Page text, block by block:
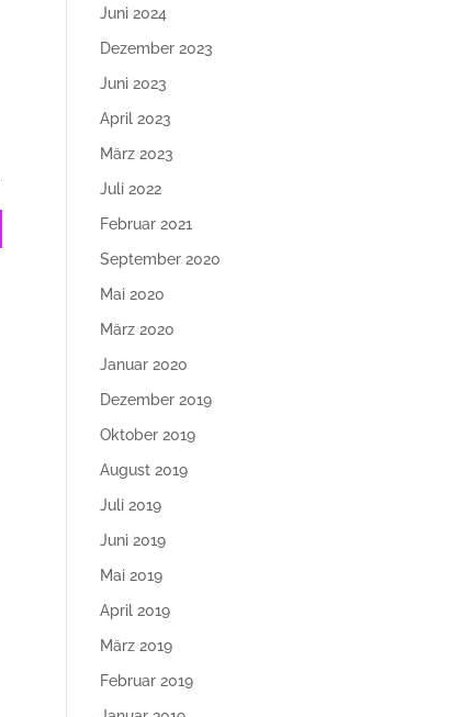
Juni 2024
Dezember 2023
Juni 2023
April 2023
März 2023
Juli 2022
Februar 2021
September 2020
Mai 2020
März 2020
Januar 2020
Dezember 2019
Oktober 2019
August 2019
Juli 2019
Juni 2019
Mai 2019
April 2019
März 2019
Februar 2019